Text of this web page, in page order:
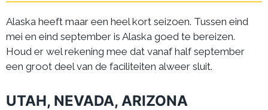
Alaska heeft maar een heel kort seizoen. Tussen eind
mei en eind september is Alaska goed te bereizen.
Houd er wel rekening mee dat vanaf half september
een groot deel van de faciliteiten alweer sluit.
UTAH, NEVADA, ARIZONA